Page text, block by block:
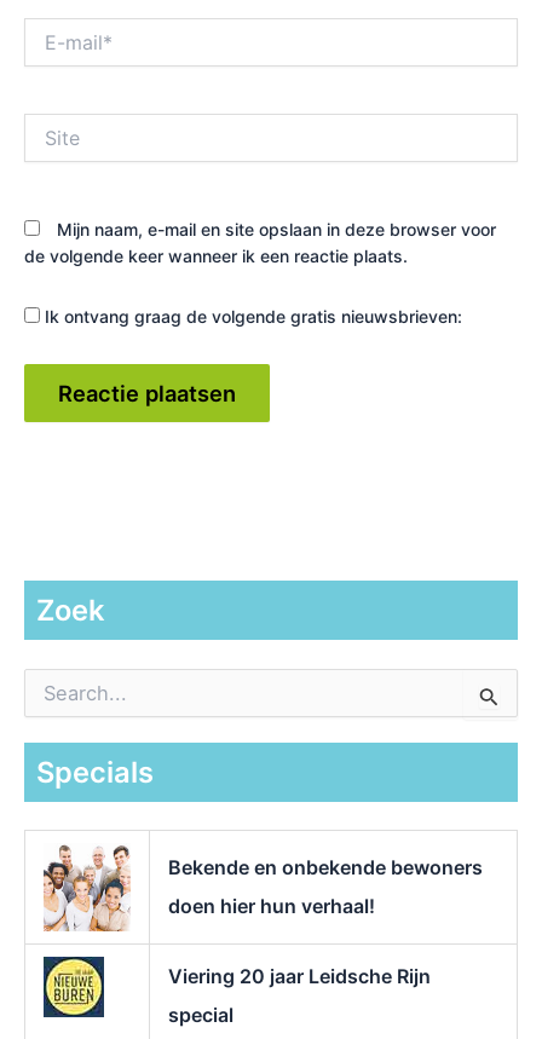
mail*
Mijn naam, e-mail en site opslaan in deze browser voor
de volgende keer wanneer ik een reactie plaats.
Ik ontvang graag de volgende gratis nieuwsbrieven:
Zoek
a
Specials
Bekende en onbekende bewoners
doen hier hun verhaal!
Viering 20 jaar Leidsche Rijn
special